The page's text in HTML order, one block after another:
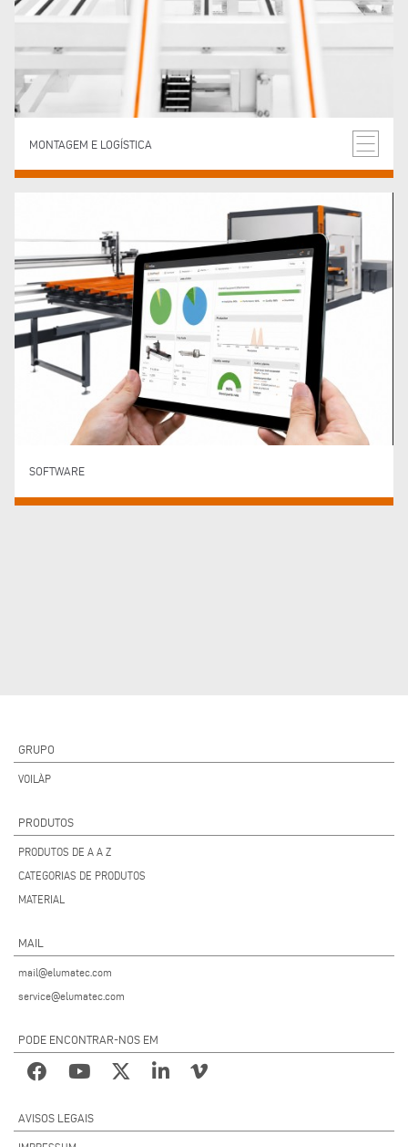
MONTAGEM E LOGÍSTICA
SOFTWARE
GRUPO
VOILÀP
PRODUTOS
PRODUTOS DE A A Z
CATEGORIAS DE PRODUTOS
MATERIAL
MAIL
mail@elumatec.com
service@elumatec.com
PODE ENCONTRAR-NOS EM
AVISOS LEGAIS